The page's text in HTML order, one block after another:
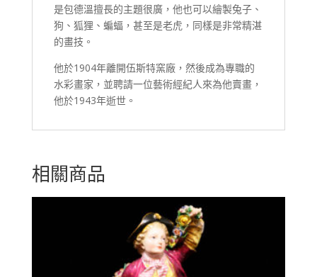
是包德溫擅長的主題很廣，他也可以繪製兔子、
狗、狐狸、蝙蝠，甚至是老虎，同樣是非常精湛
的畫技。
他於1904年離開伍斯特窯廠，然後成為專職的
水彩畫家，並聘請一位藝術經紀人來為他賣畫，
他於1943年逝世。
相關商品